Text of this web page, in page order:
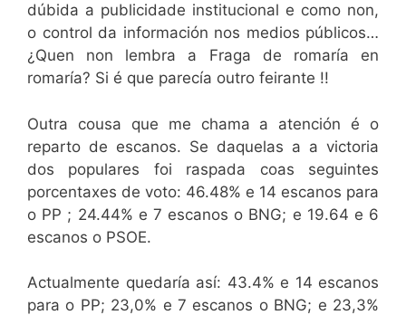
dúbida a publicidade institucional e como non,
o control da información nos medios públicos…
¿Quen non lembra a Fraga de romaría en
romaría? Si é que parecía outro feirante !!
Outra cousa que me chama a atención é o
reparto de escanos. Se daquelas a a victoria
dos populares foi raspada coas seguintes
porcentaxes de voto: 46.48% e 14 escanos para
o PP ; 24.44% e 7 escanos o BNG; e 19.64 e 6
escanos o PSOE.
Actualmente quedaría así: 43.4% e 14 escanos
para o PP; 23,0% e 7 escanos o BNG; e 23,3%